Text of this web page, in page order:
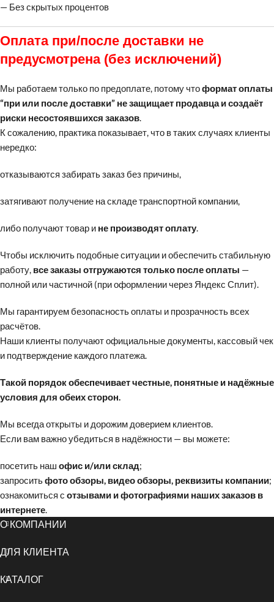
— Без скрытых процентов
Оплата при/после доставки не
предусмотрена (без исключений)
Мы работаем только по предоплате, потому чтоформат оплаты
“при или после доставки” не защищает продавца и создаёт
риски несостоявшихся заказов
К сожалению, практика показывает, что в таких случаях клиенты
нередко:
отказываются забирать заказ без причины,
затягивают получение на складе транспортной компании,
либо получают товар и не производят оплату
Чтобы исключить подобные ситуации и обеспечить стабильную
работу, все заказы отгружаются только после оплаты —
полной или частичной (при оформлении через Яндекс Сплит).
Мы гарантируем безопасность оплаты и прозрачность всех
расчётов.
Наши клиенты получают официальные документы, кассовый чек
и подтверждение каждого платежа.
Такой порядок обеспечивает честные, понятные и надёжные
условия для обеих сторон.
Мы всегда открыты и дорожим доверием клиентов.
Если вам важно убедиться в надёжности — вы можете:
посетить наш офис и/или склад;
запроситьфото обзоры, видео обзоры, реквизиты компании;
ознакомиться с отзывами и фотографиями наших заказов в
интернете
О КОМПАНИИ
ДЛЯ КЛИЕНТА
КАТАЛОГ